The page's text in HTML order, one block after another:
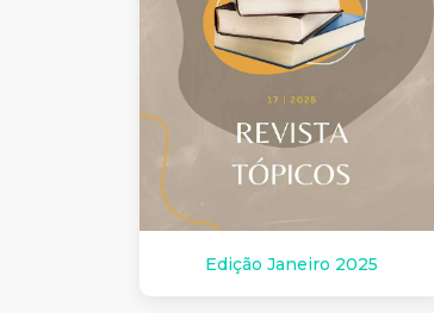
Edição Janeiro 2025